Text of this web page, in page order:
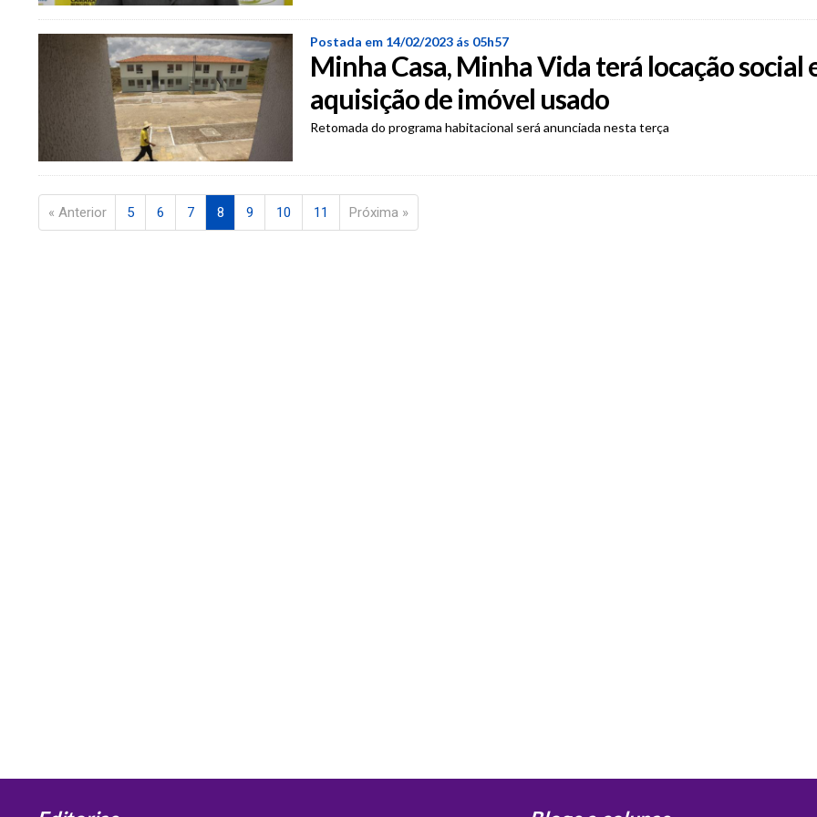
Postada em 14/02/2023 ás 05h57
Minha Casa, Minha Vida terá locação social
aquisição de imóvel usado
Retomada do programa habitacional será anunciada nesta terça
« Anterior 5 6 7 8 9 10 11 Próxima »